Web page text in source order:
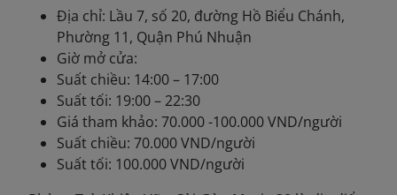
Địa chỉ: Lầu 7, số 20, đường Hồ Biểu Chánh,
Phường 11, Quận Phú Nhuận
Giờ mở cửa:
Suất chiều: 14:00 – 17:00
Suất tối: 19:00 – 22:30
Giá tham khảo: 70.000 -100.000 VND/người
Suất chiều: 70.000 VND/người
Suất tối: 100.000 VND/người